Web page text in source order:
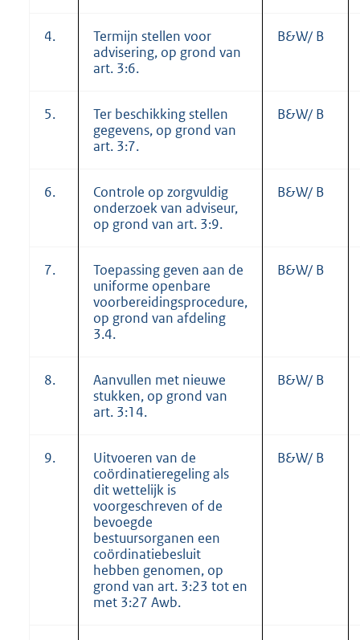
4.
Termijn stellen voor
advisering, op grond van
art. 3:6.
B&W/ B
5.
Ter beschikking stellen
gegevens, op grond van
art. 3:7.
B&W/ B
6.
Controle op zorgvuldig
onderzoek van adviseur,
op grond van art. 3:9.
B&W/ B
7.
Toepassing geven aan de
uniforme openbare
voorbereidingsprocedure,
op grond van afdeling
3.4.
B&W/ B
8.
Aanvullen met nieuwe
stukken, op grond van
art. 3:14.
B&W/ B
9.
Uitvoeren van de
coördinatieregeling als
dit wettelijk is
voorgeschreven of de
bevoegde
bestuursorganen een
coördinatiebesluit
hebben genomen, op
grond van art. 3:23 tot en
met 3:27 Awb.
B&W/ B